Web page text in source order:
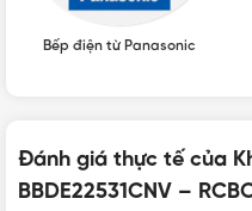
DÒNG ĐIỆN
Tình trạng hàng hóa:
Bếp điện từ Panasonic
Đánh giá thực tế của
BBDE22531CNV –